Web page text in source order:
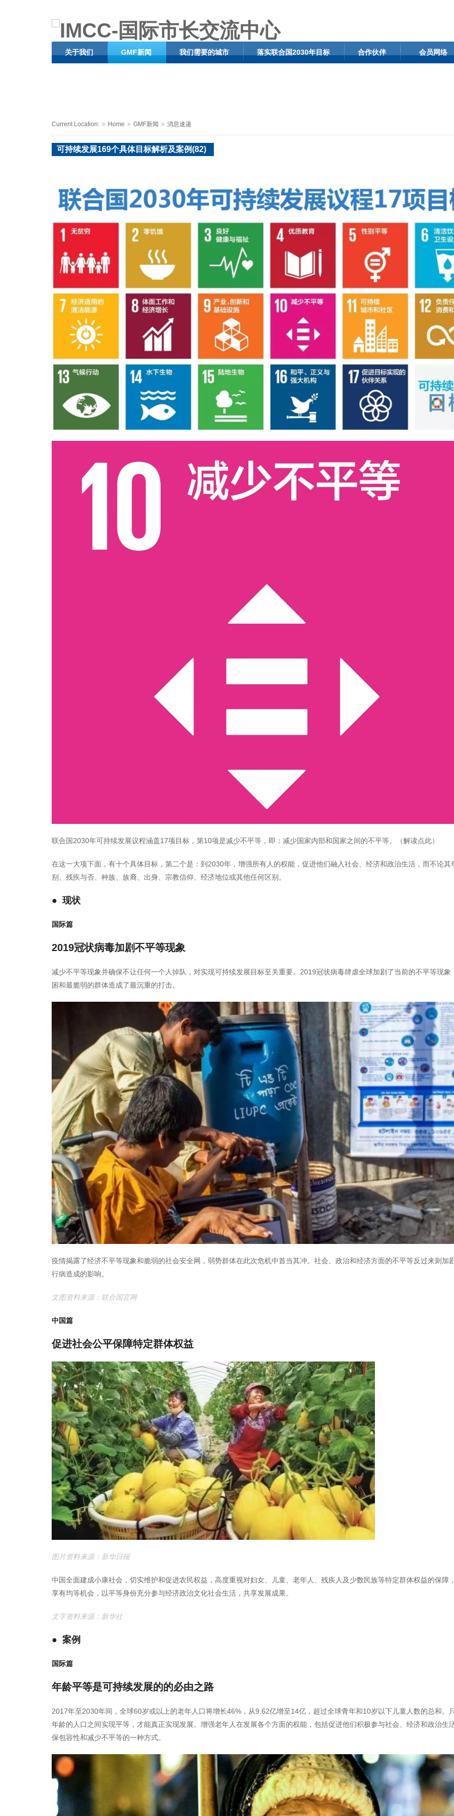
关于我们 GMF新闻 我们需要的城市 落实联合国2030年目标 合作伙伴 会员网络
Current Location: Home GMF新闻 消息速递
可持续发展169个具体目标解析及案例(82)
联合国2030年可持续发展议程涵盖17项目标，第10项是减少不平等，即：减少国家内部和国家之间的不平等。（解读点此）
在这一大项下面，有十个具体目标，第二个是：到2030年，增强所有人的权能，促进他们融入社会、经济和政治生活，而不论其
别、残疾与否、种族、族裔、出身、宗教信仰、经济地位或其他任何区别。
● 现状
国际篇
2019冠状病毒加剧不平等现象
减少不平等现象并确保不让任何一个人掉队，对实现可持续发展目标至关重要。2019冠状病毒肆虐全球加剧了当前的不平等现象
困和最脆弱的群体造成了最沉重的打击。
疫情揭露了经济不平等现象和脆弱的社会安全网，弱势群体在此次危机中首当其冲。社会、政治和经济方面的不平等反过来则加
行病造成的影响。
文图资料来源：联合国官网
中国篇
促进社会公平保障特定群体权益
图片资料来源：新华日报
中国全面建成小康社会，切实维护和促进农民权益，高度重视对妇女、儿童、老年人、残疾人及少数民族等特定群体权益的保障
享有均等机会，以平等身份充分参与经济政治文化社会生活，共享发展成果。
文字资料来源：新华社
● 案例
国际篇
年龄平等是可持续发展的的必由之路
2017年至2030年间，全球60岁或以上的老年人口将增长46%，从9.62亿增至14亿，超过全球青年和10岁以下儿童人数的总和。
年龄的人口之间实现平等，才能真正实现发展。增强老年人在发展各个方面的权能，包括促进他们积极参与社会、经济和政治生
保包容性和减少不平等的一种方式。